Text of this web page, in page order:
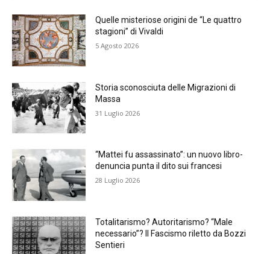
Quelle misteriose origini de “Le quattro
stagioni” di Vivaldi
5 Agosto 2026
Storia sconosciuta delle Migrazioni di
Massa
31 Luglio 2026
“Mattei fu assassinato”: un nuovo libro-
denuncia punta il dito sui francesi
28 Luglio 2026
Totalitarismo? Autoritarismo? “Male
necessario”? Il Fascismo riletto da Bozzi
Sentieri